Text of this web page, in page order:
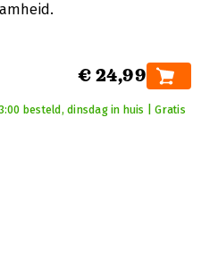
€ 24,99
besteld, dinsdag in huis | Gratis